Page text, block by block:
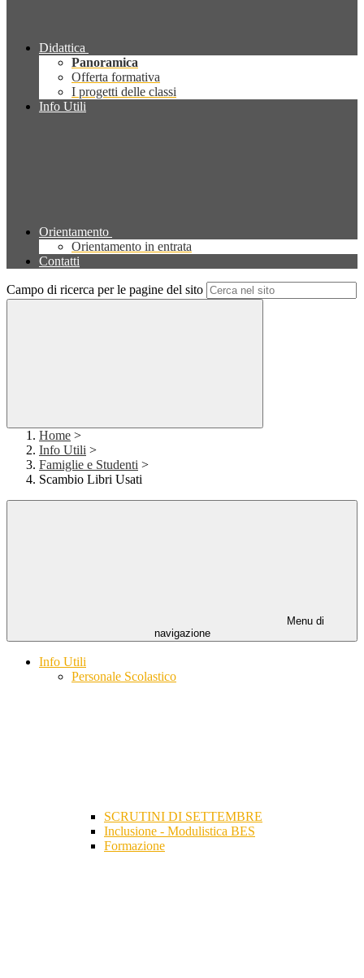
Didattica
Panoramica
Offerta formativa
I progetti delle classi
Info Utili
Orientamento
Orientamento in entrata
Contatti
Campo di ricerca per le pagine del sito
Home >
Info Utili >
Famiglie e Studenti >
Scambio Libri Usati
Menu di
navigazione
Info Utili
Personale Scolastico
SCRUTINI DI SETTEMBRE
Inclusione - Modulistica BES
Formazione